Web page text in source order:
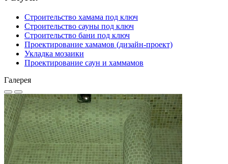
Строительство хамама под ключ
Строительство сауны под ключ
Строительство бани под ключ
Проектирование хамамов (дизайн-проект)
Укладка мозаики
Проектирование саун и хаммамов
Галерея